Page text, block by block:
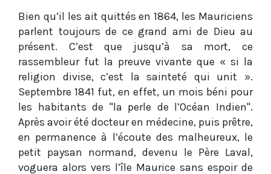
Bien qu’il les ait quittés en 1864, les Mauriciens
parlent toujours de ce grand ami de Dieu au
présent. C’est que jusqu’à sa mort, ce
rassembleur fut la preuve vivante que « si la
religion divise, c’est la sainteté qui unit ».
Septembre 1841 fut, en effet, un mois béni pour
les habitants de "la perle de l’Océan Indien".
Après avoir été docteur en médecine, puis prêtre,
en permanence à l’écoute des malheureux, le
petit paysan normand, devenu le Père Laval,
voguera alors vers l’île Maurice sans espoir de